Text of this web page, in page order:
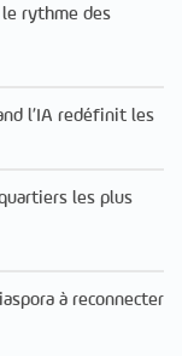
le rythme des
l’IA redéfinit les
les plus
à reconnecter